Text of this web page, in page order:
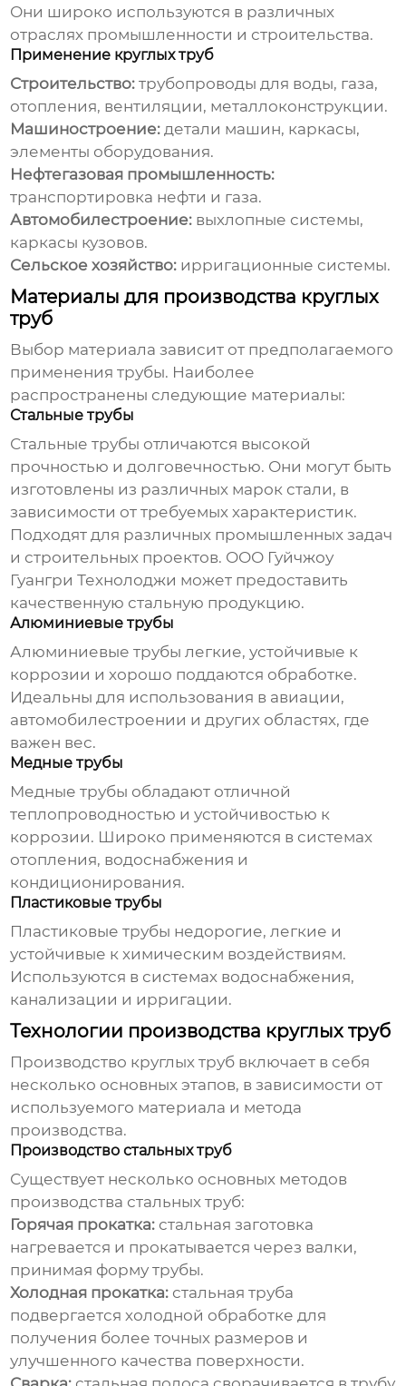
Они широко используются в различных
отраслях промышленности и строительства.
Применение круглых труб
Строительство: трубопроводы для воды, газа,
отопления, вентиляции, металлоконструкции.
Машиностроение: детали машин, каркасы,
элементы оборудования.
Нефтегазовая промышленность:
транспортировка нефти и газа.
Автомобилестроение: выхлопные системы,
каркасы кузовов.
Сельское хозяйство: ирригационные системы.
Материалы для производства круглых
труб
Выбор материала зависит от предполагаемого
применения трубы. Наиболее
распространены следующие материалы:
Стальные трубы
Стальные трубы отличаются высокой
прочностью и долговечностью. Они могут быть
изготовлены из различных марок стали, в
зависимости от требуемых характеристик.
Подходят для различных промышленных задач
и строительных проектов. ООО Гуйчжоу
Гуангри Технолоджи может предоставить
качественную стальную продукцию.
Алюминиевые трубы
Алюминиевые трубы легкие, устойчивые к
коррозии и хорошо поддаются обработке.
Идеальны для использования в авиации,
автомобилестроении и других областях, где
важен вес.
Медные трубы
Медные трубы обладают отличной
теплопроводностью и устойчивостью к
коррозии. Широко применяются в системах
отопления, водоснабжения и
кондиционирования.
Пластиковые трубы
Пластиковые трубы недорогие, легкие и
устойчивые к химическим воздействиям.
Используются в системах водоснабжения,
канализации и ирригации.
Технологии производства круглых труб
Производство круглых труб включает в себя
несколько основных этапов, в зависимости от
используемого материала и метода
производства.
Производство стальных труб
Существует несколько основных методов
производства стальных труб:
Горячая прокатка: стальная заготовка
нагревается и прокатывается через валки,
принимая форму трубы.
Холодная прокатка: стальная труба
подвергается холодной обработке для
получения более точных размеров и
улучшенного качества поверхности.